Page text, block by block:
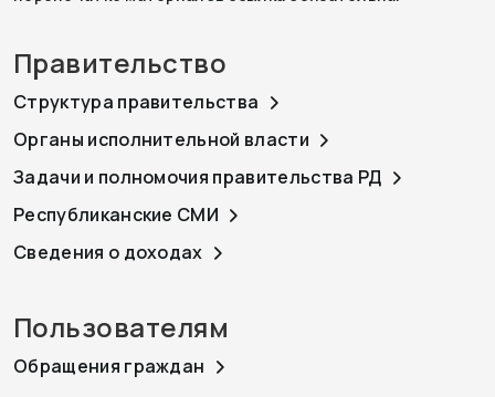
Правительство
Структура правительства
Органы исполнительной власти
Задачи и полномочия правительства РД
Республиканские СМИ
Сведения о доходах
Пользователям
Обращения граждан